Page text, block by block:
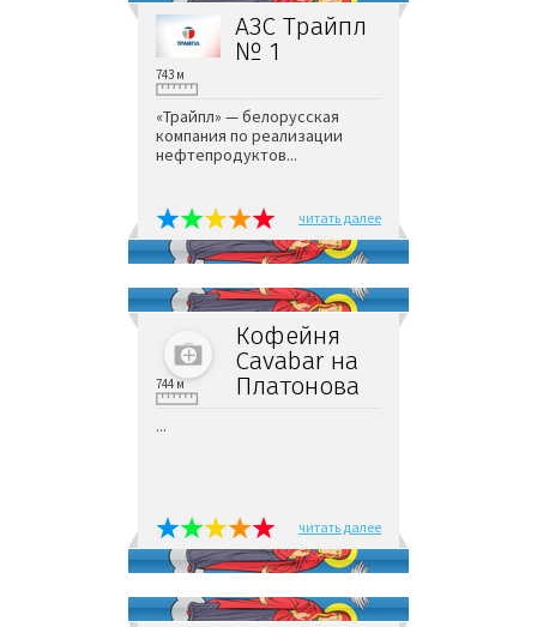
АЗС Трайпл
№ 1
743 м
«Трайпл» — белорусская
компания по реализации
нефтепродуктов...
читать далее
Кофейня
Cavabar на
Платонова
744 м
...
читать далее